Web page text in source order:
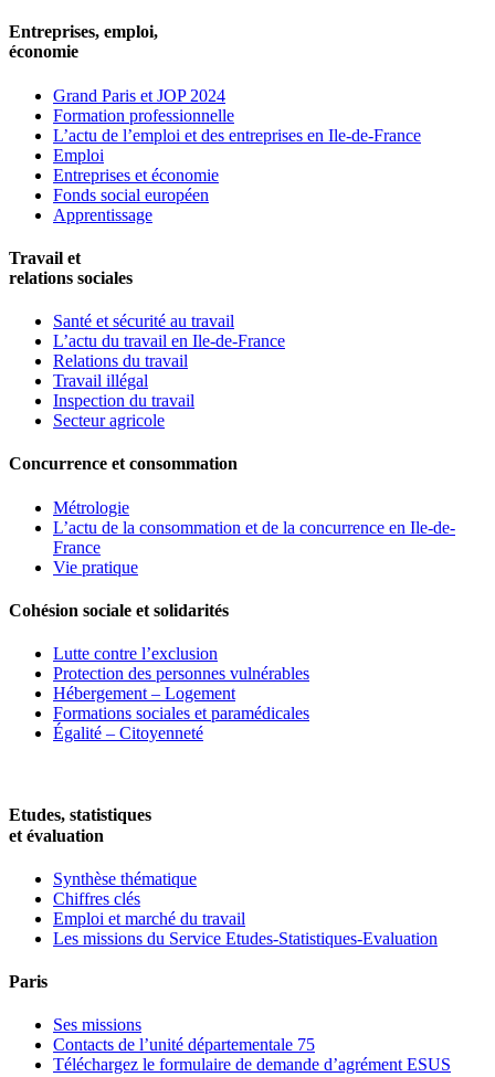
Entreprises, emploi,
économie
Grand Paris et JOP 2024
Formation professionnelle
L’actu de l’emploi et des entreprises en Ile-de-France
Emploi
Entreprises et économie
Fonds social européen
Apprentissage
Travail et
relations sociales
Santé et sécurité au travail
L’actu du travail en Ile-de-France
Relations du travail
Travail illégal
Inspection du travail
Secteur agricole
Concurrence et consommation
Métrologie
L’actu de la consommation et de la concurrence en Ile-de-
France
Vie pratique
Cohésion sociale et solidarités
Lutte contre l’exclusion
Protection des personnes vulnérables
Hébergement – Logement
Formations sociales et paramédicales
Égalité – Citoyenneté
Etudes, statistiques
et évaluation
Synthèse thématique
Chiffres clés
Emploi et marché du travail
Les missions du Service Etudes-Statistiques-Evaluation
Paris
Ses missions
Contacts de l’unité départementale 75
Téléchargez le formulaire de demande d’agrément ESUS